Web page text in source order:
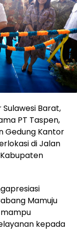
Barat,
PT Taspen,
Gedung Kantor
di Jalan
Mamuju
kepada